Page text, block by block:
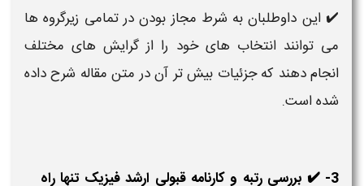
✔️این داوطلبان به شرط مجاز بودن در تمامی زیرگروه ها
می توانند انتخاب های خود را از گرایش های مختلف
انجام دهند که جزئیات بیش تر آن در متن مقاله شرح داده
شده است.
3- ✔️ بررسی رتبه و کارنامه قبولی ارشد فیزیک تنها راه